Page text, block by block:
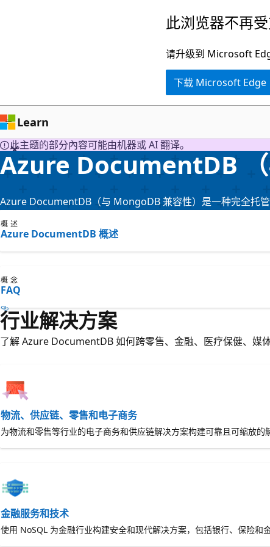
容
此浏览器不再受
请升级到 Microsoft
下载 Microsoft Edge
Learn
此主题的部分內容可能由机器或 AI 翻译。
Azure DocumentDB
Azure DocumentDB（与 MongoDB 兼容性）是一种完全托
概述
Azure DocumentDB 概述
概念
FAQ
行业解决方案
了解 Azure DocumentDB 如何跨零售、金融、医疗保健、媒
物流、供应链、零售和电子商务
为物流和零售等行业的电子商务和供应链解决方案构建可靠且可缩放的
金融服务和技术
使用 NoSQL 为金融行业构建安全和现代解决方案，包括银行、保险和金